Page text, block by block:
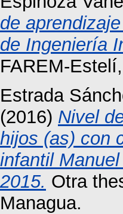
de
de Ingeniería
FAREM-
Estrada
(2016) Nivel
hijos (as) con
infantil
2015. Otra
Managua.